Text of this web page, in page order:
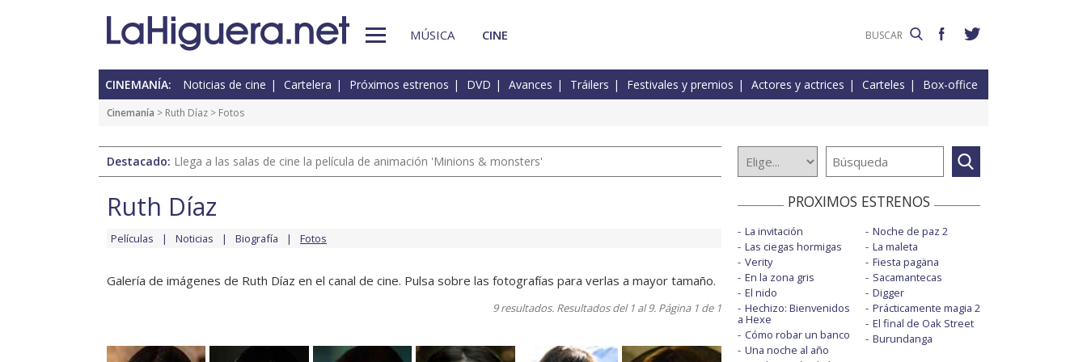
MÚSICA CINE
CINEMANÍA: Noticias de cine Cartelera Próximos estrenos DVD Avances Tráilers Festivales y premios Actores y actrices Carteles Box-office
Cinemanía > Ruth Díaz > Fotos
Destacado: Llega a las salas de cine la película de animación 'Minions & monsters'
Ruth Díaz
Películas Noticias Biografía Fotos
Galería de imágenes de Ruth Díaz en el canal de cine. Pulsa sobre las fotografías para verlas a mayor tamaño.
9 resultados. Resultados del 1 al 9. Página 1 de 1
PROXIMOS ESTRENOS
La invitación
Las ciegas hormigas
Verity
En la zona gris
El nido
Hechizo: Bienvenidos
a Hexe
Cómo robar un banco
Una noche al año
Noche de paz 2
La maleta
Fiesta pagäna
Sacamantecas
Digger
Prácticamente magia 2
El final de Oak Street
Burundanga